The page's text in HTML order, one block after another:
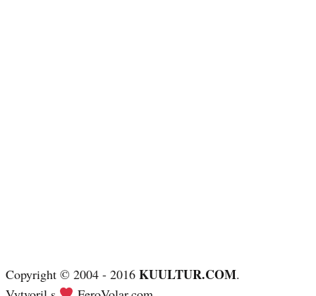
Copyright © 2004 - 2016 KUULTUR.COM.